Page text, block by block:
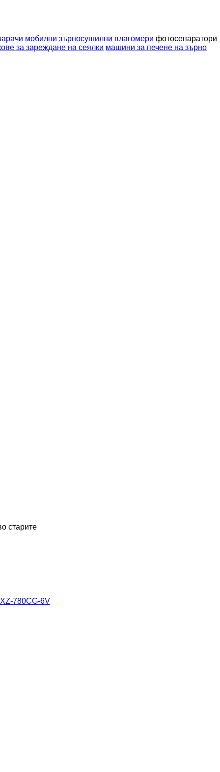
мобилни зърносушилни влагомери фотосепаратори
за зареждане на сеялки машини за печене на зърно
старите
780CG-6V